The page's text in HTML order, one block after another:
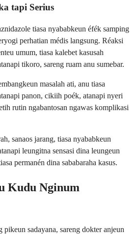
tapi Serius
tiasa nyababkeun éfék samping
perhatian médis langsung. Réaksi
umum, tiasa kalebet kasusah
tikoro, sareng ruam anu sumebar.
masalah ati, anu tiasa
panon, cikiih poék, atanapi nyeri
rutin ngabantosan ngawas komplikasi
sanaos jarang, tiasa nyababkeun
leungitna sensasi dina leungeun
permanén dina sababaraha kasus.
Kudu Nginum
pikeun sadayana, sareng dokter anjeun